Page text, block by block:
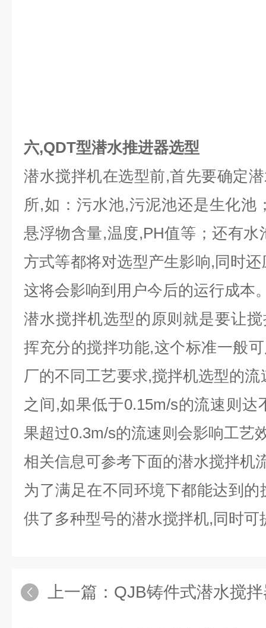
六,QDT型潜水推进器选型
潜水搅拌机在选型前,首先要确定
所,如：污水池,污泥池还是生化池
悬浮物含量,温度,PH值等；还有
方式等都将对选型产生影响,同时
这将会影响到用户今后的运行成本
潜水搅拌机选型的原则就是要让
挥充分的搅拌功能,这个标准一般
厂的不同工艺要求,搅拌机选型的
之间,如果低于0.15m/s的流速则
果超过0.3m/s的流速则会影响工艺
相关信息可参考下面的潜水搅拌机
为了满足在不同环境下都能达到
供了多种型号的潜水搅拌机,同时
上一篇： QJB铸件式潜水搅